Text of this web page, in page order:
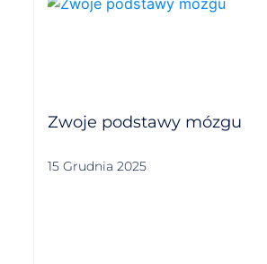
Zwoje podstawy mózgu
15 Grudnia 2025